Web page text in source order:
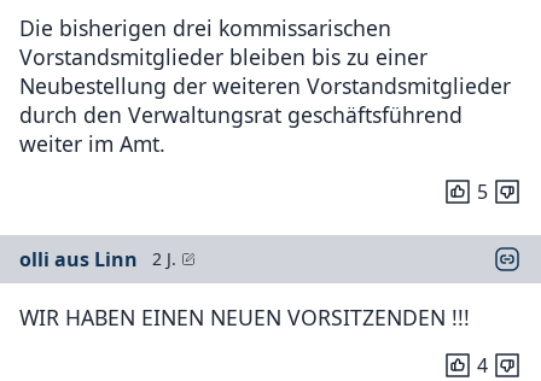
Die bisherigen drei kommissarischen
Vorstandsmitglieder bleiben bis zu einer
Neubestellung der weiteren Vorstandsmitglieder
durch den Verwaltungsrat geschäftsführend
weiter im Amt.
5
olli aus Linn 2 J.
WIR HABEN EINEN NEUEN VORSITZENDEN !!!
4